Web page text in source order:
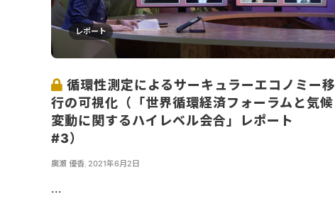
レポート
循環性測定によるサーキュラーエコノミー移
行の可視化（「世界循環経済フォーラムと気候
変動に関するハイレベル会合」レポート
#3）
廣瀬 優香, 2021年6月2日
...